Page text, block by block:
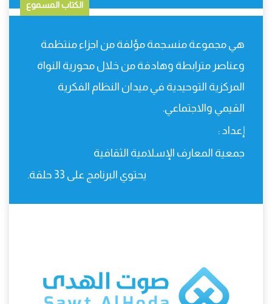
الكتاب المسموع
هي مجموعة منسجمة مؤلفة من اجزاء منتظمة
وعناصر مترابطة وهادفة من خلال محورية النواة
المركزية التوحيدية في ميدان النظام الفكرية
القيمي والاجتماعي.
إعداد :
جمعية المعارف الإسلامية الثقافية
يحتوي البرنامج على 33 حلقة.